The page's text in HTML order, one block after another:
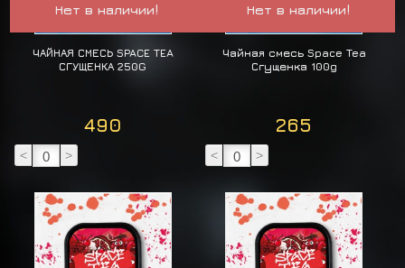
Нет в наличии!
ЧАЙНАЯ СМЕСЬ SPACE TEA
СГУЩЕНКА 250G
490
< >
Нет в наличии!
Чайная смесь Space Tea
Сгущенка 100g
265
< >